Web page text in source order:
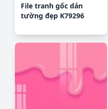
File tranh gốc dán
tường đẹp K79296